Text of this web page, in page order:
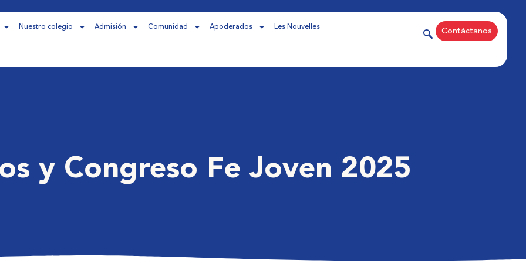
Nuestro colegio Admisión Comunidad Apoderados Les Nouvelles Contáctanos
y Congreso Fe Joven 2025